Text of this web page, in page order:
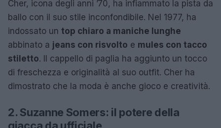
Cher, icona degli anni ’70, ha infiammato la pista da
ballo con il suo stile inconfondibile. Nel 1977, ha
indossato un top chiaro a maniche lunghe
abbinato a jeans con risvolto e mules con tacco
stiletto. Il cappello di paglia ha aggiunto un tocco
di freschezza e originalità al suo outfit. Cher ha
dimostrato che la moda è anche gioco e creatività.
2. Suzanne Somers: il potere della
giacca da ufficiale